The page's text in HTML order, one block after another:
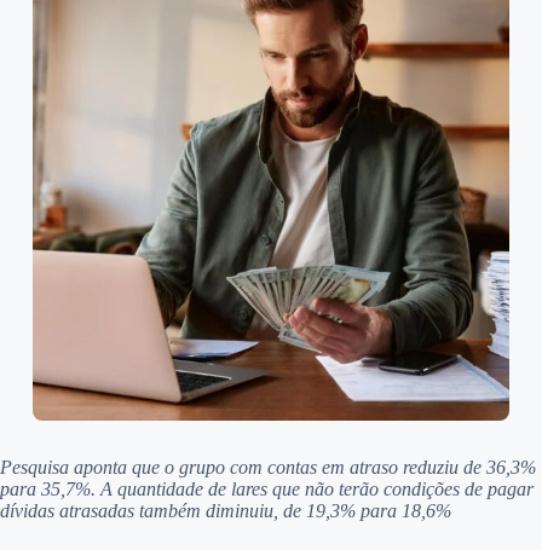
Pesquisa aponta que o grupo com contas em atraso reduziu de 36,3%
para 35,7%. A quantidade de lares que não terão condições de pagar
dívidas atrasadas também diminuiu, de 19,3% para 18,6%